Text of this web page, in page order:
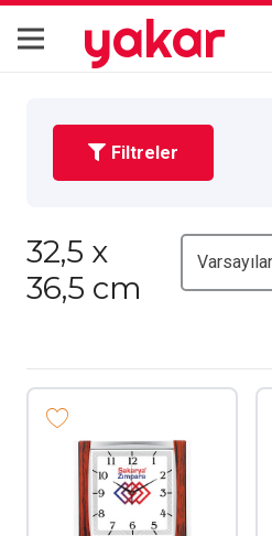
yakar
Filtreler
32,5 x
36,5 cm